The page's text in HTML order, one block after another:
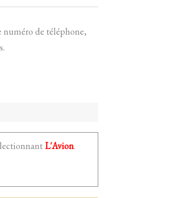
numéro de téléphone,
L'Avion.